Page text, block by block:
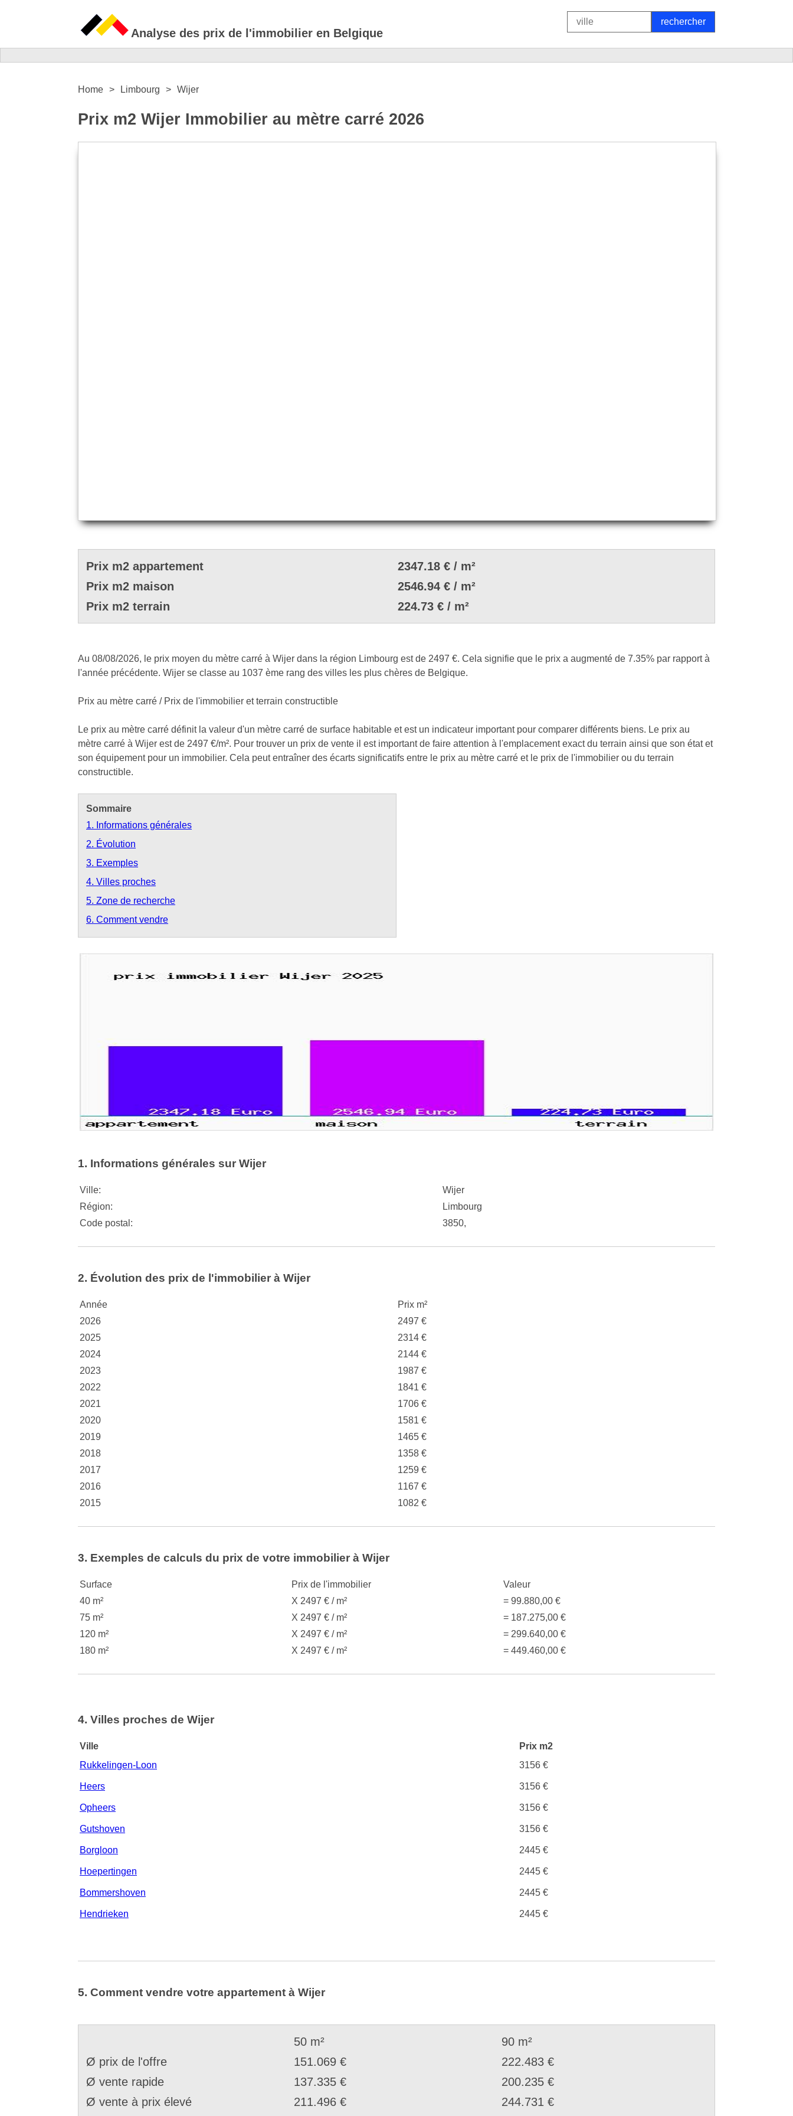
Analyse des prix de l'immobilier en Belgique
Home Limbourg Wijer
Prix m2 Wijer Immobilier au mètre carré 2026
Prix m2 appartement
2347.18 € / m²
Prix m2 maison
2546.94 € / m²
Prix m2 terrain
224.73 € / m²
Au 08/08/2026, le prix moyen du mètre carré à Wijer dans la région Limbourg est de 2497 €. Cela signifie que le prix a augmenté de 7.35% par rapport à
l'année précédente. Wijer se classe au 1037 ème rang des villes les plus chères de Belgique.
Prix au mètre carré / Prix de l'immobilier et terrain constructible
Le prix au mètre carré définit la valeur d'un mètre carré de surface habitable et est un indicateur important pour comparer différents biens. Le prix au
mètre carré à Wijer est de 2497 €/m². Pour trouver un prix de vente il est important de faire attention à l'emplacement exact du terrain ainsi que son état et
son équipement pour un immobilier. Cela peut entraîner des écarts significatifs entre le prix au mètre carré et le prix de l'immobilier ou du terrain
constructible.
Sommaire
1. Informations générales
2. Évolution
3. Exemples
4. Villes proches
5. Zone de recherche
6. Comment vendre
1. Informations générales sur Wijer
Ville:
Wijer
Région:
Limbourg
Code postal:
3850,
2. Évolution des prix de l'immobilier à Wijer
Année
Prix m²
2026
2497 €
2025
2314 €
2024
2144 €
2023
1987 €
2022
1841 €
2021
1706 €
2020
1581 €
2019
1465 €
2018
1358 €
2017
1259 €
2016
1167 €
2015
1082 €
3. Exemples de calculs du prix de votre immobilier à Wijer
Surface Prix de l'immobilier
Valeur
40 m²
X 2497 € / m²
= 99.880,00 €
75 m²
X 2497 € / m²
= 187.275,00 €
120 m²
X 2497 € / m²
= 299.640,00 €
180 m²
X 2497 € / m² = 449.460,00 €
4. Villes proches de Wijer
Ville
Prix m2
Rukkelingen-Loon
3156 €
Heers 3156 €
Opheers 3156 €
Gutshoven 3156 €
Borgloon 2445 €
Hoepertingen 2445 €
Bommershoven 2445 €
Hendrieken 2445 €
5. Comment vendre votre appartement à Wijer
50 m²
90 m²
Ø prix de l'offre
151.069 €
222.483 €
Ø vente rapide
137.335 €
200.235 €
Ø vente à prix élevé
211.496 € 244.731 €